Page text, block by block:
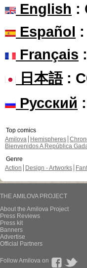
English :
Español
Français
日本語:
Русский
Top comics
Amilova
Hemispheres
Bienvenidos A República
Genre
Action
Design - Artworks
THE AMILOVA PROJECT
About the Amilova Project
Press Reviews
Press kit
Banners
Advertise
Official Partners
Follow Amilova on